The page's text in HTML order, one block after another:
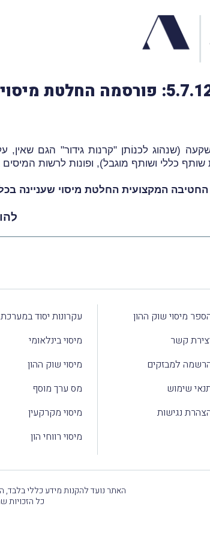
החלטת מיסוי בנושא קרן פרטית להשקעות בנדל"ן בישראל
(שנהוג לכנוֹתן "קרנות גידור" הגם
כללי ושותף מוגבל), ופונות לרשות
המקצועית החלטת מיסוי שעניינה
מיסוי שוק ההון
קשר
למבזקים
שימוש
נגישות
עקרונות יסוד
מיסוי בינלאומי
מיסוי שוק ההון
מס ערך מוסף
מיסוי מקרקעין
מיסוי רווחי הון
האתר נועד להקנות מידע כללי בלבד,
כל הזכויות